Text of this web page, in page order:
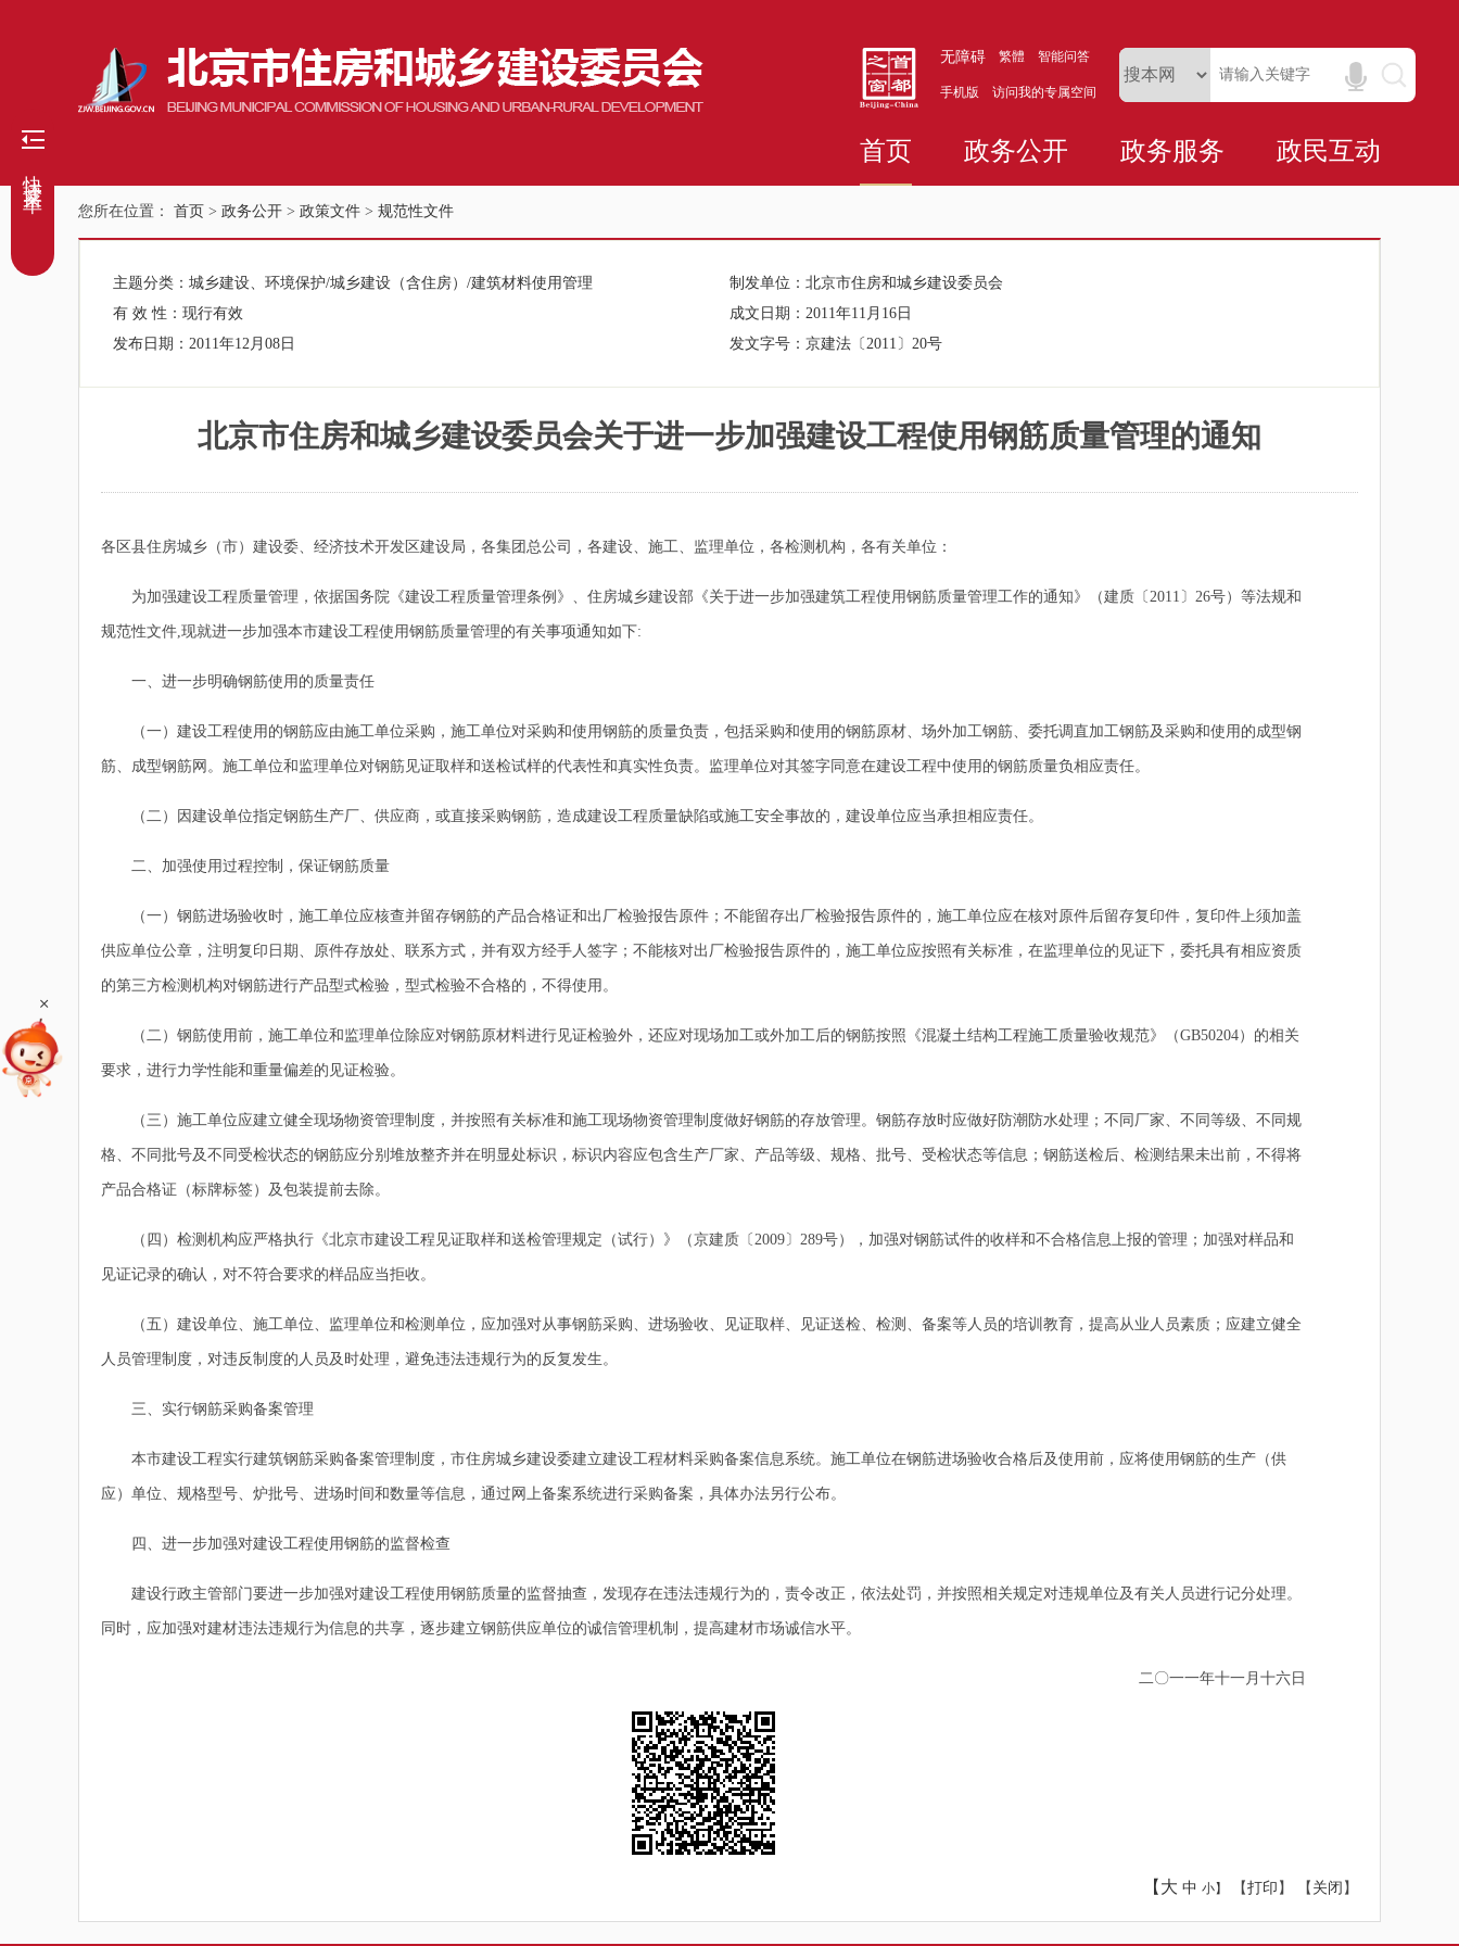
无障碍 繁體 智能问答
手机版 访问我的专属空间
首页 政务公开 政务服务 政民互动
您所在位置： 首页 > 政务公开 > 政策文件 > 规范性文件
主题分类： 城乡建设、环境保护/城乡建设（含住房）/建筑材料使用管理 制发单位： 北京市住房和城乡建设委员会
有 效 性： 现行有效 成文日期： 2011年11月16日
发布日期： 2011年12月08日 发文字号： 京建法〔2011〕20号
北京市住房和城乡建设委员会关于进一步加强建设工程使用钢筋质量管理的通知
各区县住房城乡（市）建设委、经济技术开发区建设局，各集团总公司，各建设、施工、监理单位，各检测机构，各有关单位：
为加强建设工程质量管理，依据国务院《建设工程质量管理条例》、住房城乡建设部《关于进一步加强建筑工程使用钢筋质量管理工作的通知》（建质〔2011〕26号）等法规和
规范性文件,现就进一步加强本市建设工程使用钢筋质量管理的有关事项通知如下:
一、进一步明确钢筋使用的质量责任
（一）建设工程使用的钢筋应由施工单位采购，施工单位对采购和使用钢筋的质量负责，包括采购和使用的钢筋原材、场外加工钢筋、委托调直加工钢筋及采购和使用的成型钢
筋、成型钢筋网。施工单位和监理单位对钢筋见证取样和送检试样的代表性和真实性负责。监理单位对其签字同意在建设工程中使用的钢筋质量负相应责任。
（二）因建设单位指定钢筋生产厂、供应商，或直接采购钢筋，造成建设工程质量缺陷或施工安全事故的，建设单位应当承担相应责任。
二、加强使用过程控制，保证钢筋质量
（一）钢筋进场验收时，施工单位应核查并留存钢筋的产品合格证和出厂检验报告原件；不能留存出厂检验报告原件的，施工单位应在核对原件后留存复印件，复印件上须加盖
供应单位公章，注明复印日期、原件存放处、联系方式，并有双方经手人签字；不能核对出厂检验报告原件的，施工单位应按照有关标准，在监理单位的见证下，委托具有相应资质
的第三方检测机构对钢筋进行产品型式检验，型式检验不合格的，不得使用。
（二）钢筋使用前，施工单位和监理单位除应对钢筋原材料进行见证检验外，还应对现场加工或外加工后的钢筋按照《混凝土结构工程施工质量验收规范》（GB50204）的相关
要求，进行力学性能和重量偏差的见证检验。
（三）施工单位应建立健全现场物资管理制度，并按照有关标准和施工现场物资管理制度做好钢筋的存放管理。钢筋存放时应做好防潮防水处理；不同厂家、不同等级、不同规
格、不同批号及不同受检状态的钢筋应分别堆放整齐并在明显处标识，标识内容应包含生产厂家、产品等级、规格、批号、受检状态等信息；钢筋送检后、检测结果未出前，不得将
产品合格证（标牌标签）及包装提前去除。
（四）检测机构应严格执行《北京市建设工程见证取样和送检管理规定（试行）》（京建质〔2009〕289号），加强对钢筋试件的收样和不合格信息上报的管理；加强对样品和
见证记录的确认，对不符合要求的样品应当拒收。
（五）建设单位、施工单位、监理单位和检测单位，应加强对从事钢筋采购、进场验收、见证取样、见证送检、检测、备案等人员的培训教育，提高从业人员素质；应建立健全
人员管理制度，对违反制度的人员及时处理，避免违法违规行为的反复发生。
三、实行钢筋采购备案管理
本市建设工程实行建筑钢筋采购备案管理制度，市住房城乡建设委建立建设工程材料采购备案信息系统。施工单位在钢筋进场验收合格后及使用前，应将使用钢筋的生产（供
应）单位、规格型号、炉批号、进场时间和数量等信息，通过网上备案系统进行采购备案，具体办法另行公布。
四、进一步加强对建设工程使用钢筋的监督检查
建设行政主管部门要进一步加强对建设工程使用钢筋质量的监督抽查，发现存在违法违规行为的，责令改正，依法处罚，并按照相关规定对违规单位及有关人员进行记分处理。
同时，应加强对建材违法违规行为信息的共享，逐步建立钢筋供应单位的诚信管理机制，提高建材市场诚信水平。
二〇一一年十一月十六日
【大 中 小】 【打印 】 【 关闭 】
+
快捷菜单